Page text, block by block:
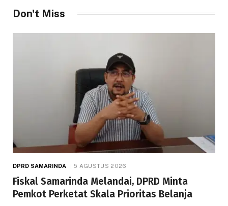
Don't Miss
DPRD SAMARINDA 5 AGUSTUS 2026
Fiskal Samarinda Melandai, DPRD Minta
Pemkot Perketat Skala Prioritas Belanja